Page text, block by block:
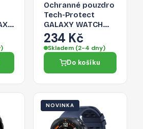
2
Ochranné pouzdro
Tech-Protect
GALAXY WATCH
ULTRA 1 / 2 2024-
2026 (47 MM) pro
Galaxy Watch
Ultra - stříbrná
234 Kč
Skladem (2-4 dny)
Do košíku
NOVINKA